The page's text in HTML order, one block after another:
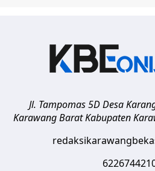
Jl. Tampomas 5D Desa
Karawang Barat Kabupaten